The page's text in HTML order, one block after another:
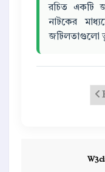
রচিত একটি
নাটকের
জটিলতাগুলো